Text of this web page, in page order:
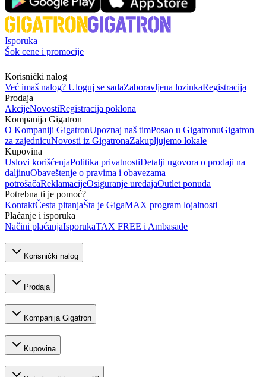
Isporuka
Šok cene i promocije
Korisnički nalog
Već imaš nalog? Uloguj se sadaZaboravljena lozinkaRegistracija
Prodaja
AkcijeNovostiRegistracija poklona
Kompanija Gigatron
O Kompaniji GigatronUpoznaj naš timPosao u GigatronuGigatron
za zajednicuNovosti iz GigatronaZakupljujemo lokale
Kupovina
Uslovi korišćenjaPolitika privatnostiDetalji ugovora o prodaji na
daljinuObaveštenje o pravima i obavezama
potrošačaReklamacijeOsiguranje uređajaOutlet ponuda
Potrebna ti je pomoć?
KontaktČesta pitanjaŠta je GigaMAX program lojalnosti
Plaćanje i isporuka
Načini plaćanjaIsporukaTAX FREE i Ambasade
Korisnički nalog
Prodaja
Kompanija Gigatron
Kupovina